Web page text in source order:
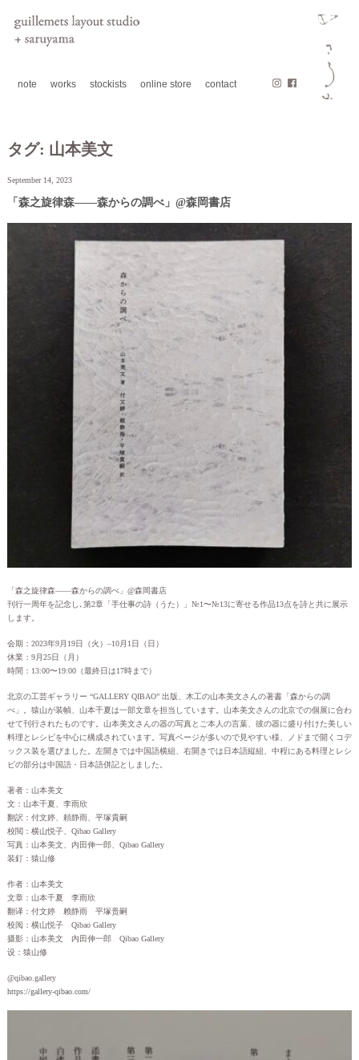
note works stockists online store contact
タグ: 山本美文
September 14, 2023
「森之旋律森――森からの調べ」@森岡書店
「森之旋律森――森からの調べ」@森岡書店
刊行一周年を記念し､第2章「手仕事の詩（うた）」№1〜№13に寄せる作品13点を詩と共に展示
します。
会期：2023年9月19日（火）–10月1日（日）
休業：9月25日（月）
時間：13:00〜19:00（最終日は17時まで）
北京の工芸ギャラリー “GALLERY QIBAO” 出版、木工の山本美文さんの著書「森からの調
べ」。猿山が装幀、山本千夏は一部文章を担当しています。山本美文さんの北京での個展に合わ
せて刊行されたものです。山本美文さんの器の写真とご本人の言葉、彼の器に盛り付けた美しい
料理とレシピを中心に構成されています。写真ページが多いので見やすい様、ノドまで開くコデ
ックス装を選びました。左開きでは中国語横組、右開きでは日本語縦組、中程にある料理とレシ
ピの部分は中国語・日本語併記としました。
著者：山本美文
文：山本千夏、李雨欣
翻訳：付文婷、頼静雨、平塚貴嗣
校閲：横山悦子、Qibao Gallery
写真：山本美文、内田伸一郎、Qibao Gallery
装釘：猿山修
作者：山本美文
文章：山本千夏 李雨欣
翻译：付文婷 赖静雨 平塚贵嗣
校阅：横山悦子 Qibao Gallery
摄影：山本美文 内田伸一郎 Qibao Gallery
设：猿山修
@qibao.gallery
https://gallery-qibao.com/